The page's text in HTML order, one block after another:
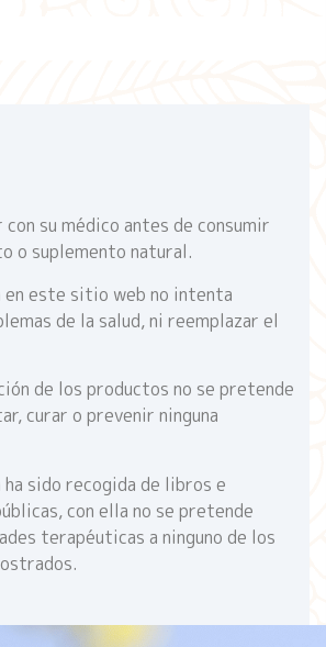
su médico antes de consumir
o suplemento natural.
este sitio web no intenta
de la salud, ni reemplazar el
de los productos no se pretende
curar o prevenir ninguna
sido recogida de libros e
con ella no se pretende
terapéuticas a ninguno de los